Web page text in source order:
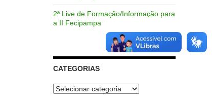
2ª Live de Formação/Informação para
a II Fecipampa
CATEGORIAS
Categorias